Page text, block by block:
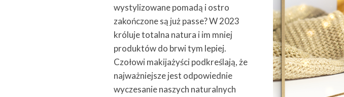
wystylizowane pomadą i ostro
zakończone są już passe? W 2023
króluje totalna natura i im mniej
produktów do brwi tym lepiej.
Czołowi makijażyści podkreślają, że
najważniejsze jest odpowiednie
wyczesanie naszych naturalnych